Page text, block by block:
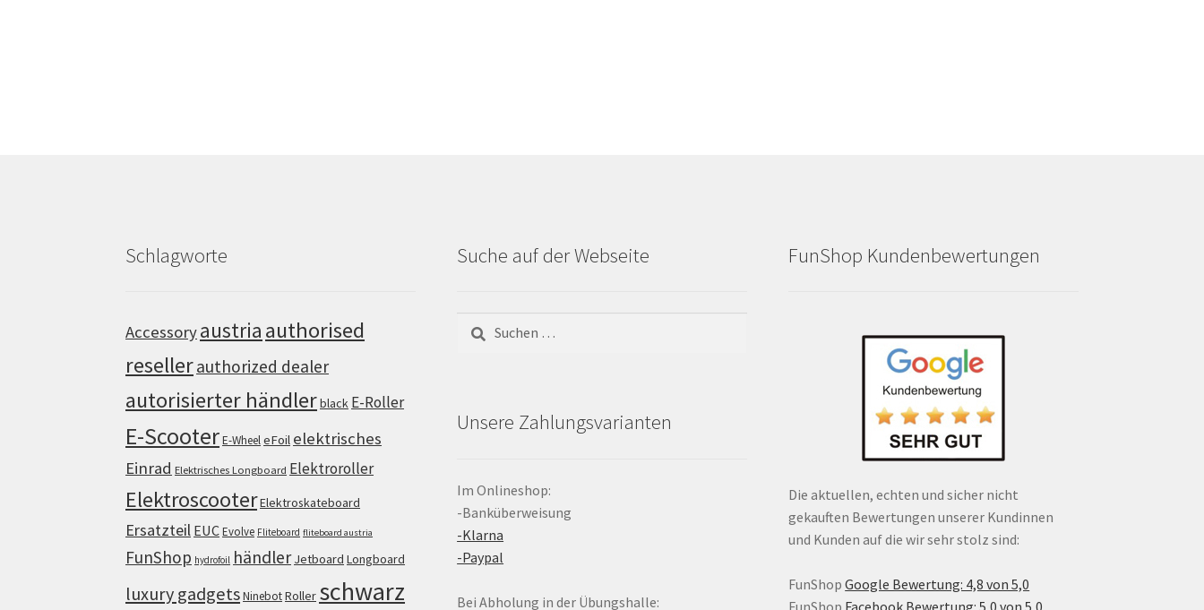
Schlagworte
Accessoryaustria authorised
resellerauthorized dealer
autorisierter händlerblack E-Roller
E-ScooterE-WheeleFoil elektrisches
Einrad Elektrisches Longboard Elektroroller
ElektroscooterElektroskateboard
Ersatzteil EUCEvolve Fliteboard fliteboard austria
FunShop hydrofoil händler Jetboard Longboard
luxury gadgetsNinebotRoller schwarz
Suche auf der Webseite
nach:
Unsere Zahlungsvarianten
Im Onlineshop:
-Banküberweisung
-Klarna
-Paypal
Bei Abholung in der Übungshalle:
FunShop Kundenbewertungen
Die aktuellen, echten und sicher nicht
gekauften Bewertungen unserer Kundinnen
und Kunden auf die wir sehr stolz sind:
FunShop Google Bewertung: 4,8 von 5,0
FunShop Facebook Bewertung: 5,0 von 5,0